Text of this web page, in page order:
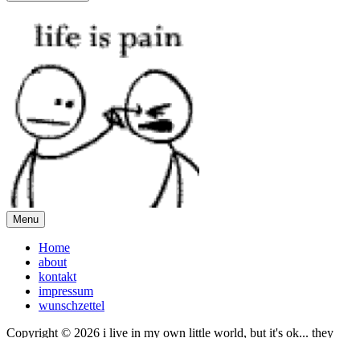
Menu
Home
about
kontakt
impressum
wunschzettel
Copyright © 2026 i live in my own little world, but it's ok... they